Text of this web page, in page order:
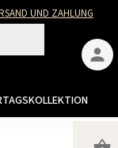
UND ZAHLUNG